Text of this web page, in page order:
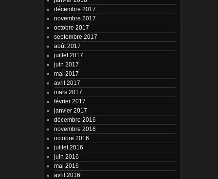
décembre 2017
novembre 2017
octobre 2017
septembre 2017
août 2017
juillet 2017
juin 2017
mai 2017
avril 2017
mars 2017
février 2017
janvier 2017
décembre 2016
novembre 2016
octobre 2016
juillet 2016
juin 2016
mai 2016
avril 2016